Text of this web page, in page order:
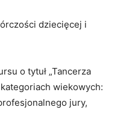
dziecięcej i
o tytuł „Tancerza
wiekowych:
jury,